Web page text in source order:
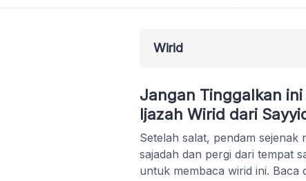
Wirid
Jangan Tinggalkan
Ijazah Wirid dari
Setelah salat, pendam sejenak
sajadah dan pergi dari tempat
untuk membaca wirid ini. Baca